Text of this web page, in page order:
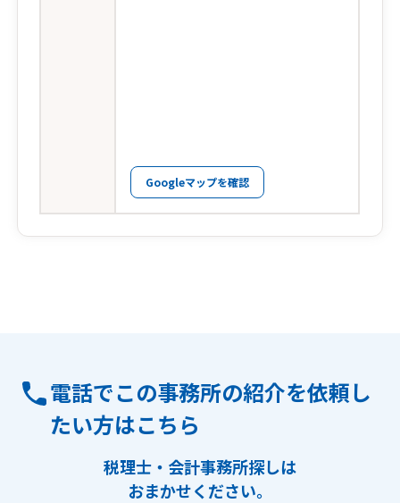
Googleマップを確認
電話でこの事務所の紹介を依頼し
たい方はこちら
税理士・会計事務所探しは
おまかせください。